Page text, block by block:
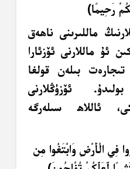
كم رحيما﴾
ماللىرىنى ناھەق
ئۇ ماللارنى ئۆزئارا
بىلەن قولغا
ئۆزۈڭلارنى
ئاللاھ سىلەرگە
فِي الْأَرْضِ وَابْتَغُوا مِن